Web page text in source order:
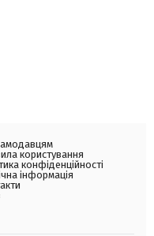
користування
конфіденційності
інформація